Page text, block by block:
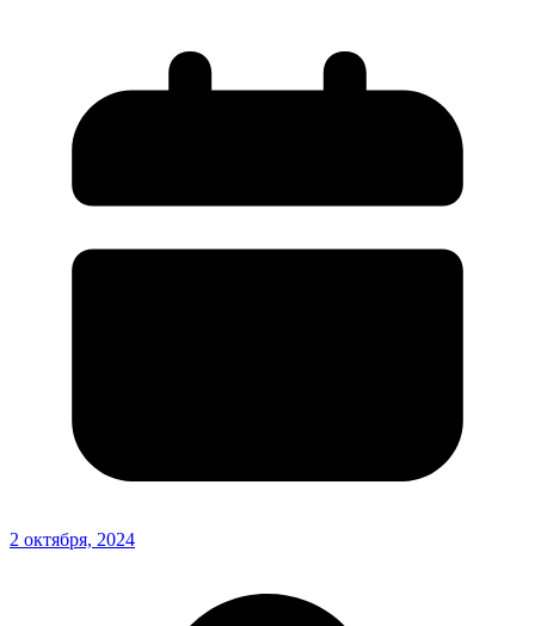
2 октября, 2024